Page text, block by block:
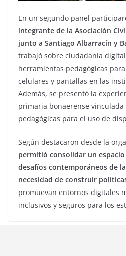
En un segundo panel
integrante de la Asociación
junto a Santiago Albarracín y
trabajó sobre ciudadanía
herramientas pedagógicas
celulares y pantallas en las
Además, se presentó la
primaria bonaerense vinculada
pedagógicas para el uso de
Según destacaron desde la
permitió consolidar un
desafíos contemporáneos de
necesidad de construir
promuevan entornos digitales
inclusivos y seguros para los